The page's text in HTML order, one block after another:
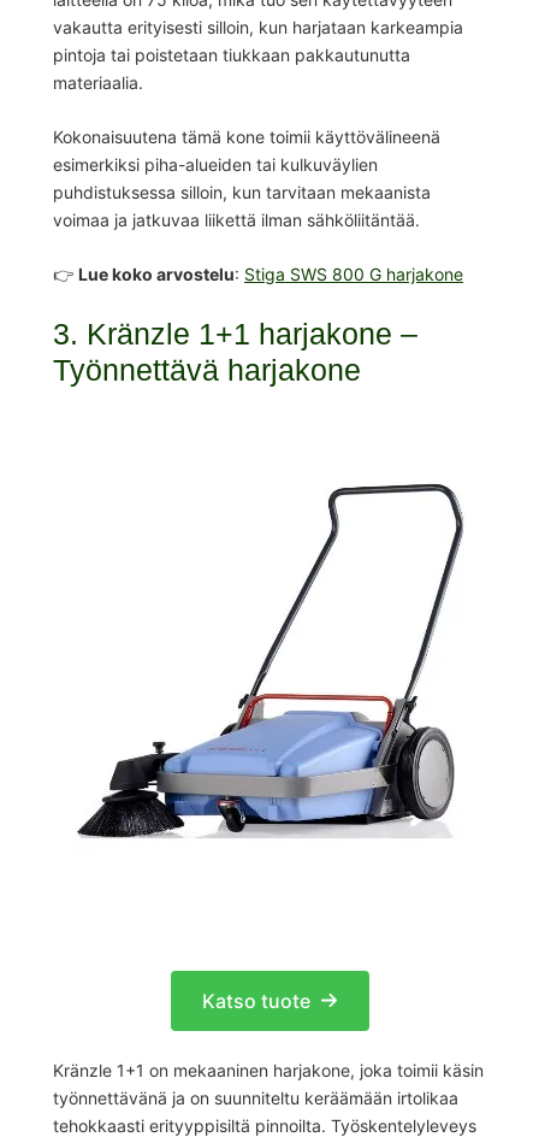
vakautta erityisesti silloin, kun harjataan karkeampia
pintoja tai poistetaan tiukkaan pakkautunutta
materiaalia.
Kokonaisuutena tämä kone toimii käyttövälineenä
esimerkiksi piha-alueiden tai kulkuväylien
puhdistuksessa silloin, kun tarvitaan mekaanista
voimaa ja jatkuvaa liikettä ilman sähköliitäntää.
👉 Lue koko arvostelu: Stiga SWS 800 G harjakone
3. Kränzle 1+1 harjakone –
Työnnettävä harjakone
Katso tuote
Kränzle 1+1 on mekaaninen harjakone, joka toimii käsin
työnnettävänä ja on suunniteltu keräämään irtolikaa
tehokkaasti erityyppisiltä pinnoilta. Työskentelyleveys